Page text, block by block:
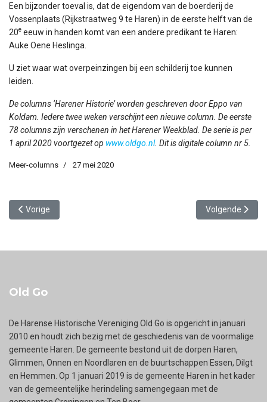
Een bijzonder toeval is, dat de eigendom van de boerderij de
Vossenplaats (Rijkstraatweg 9 te Haren) in de eerste helft van de
20e eeuw in handen komt van een andere predikant te Haren:
Auke Oene Heslinga.
U ziet waar wat overpeinzingen bij een schilderij toe kunnen
leiden.
De columns ‘Harener Historie’ worden geschreven door Eppo van
Koldam. Iedere twee weken verschijnt een nieuwe column. De eerste
78 columns zijn verschenen in het Harener Weekblad. De serie is per
1 april 2020 voortgezet op www.oldgo.nl. Dit is digitale column nr 5.
Meer-columns 27 mei 2020
Vorig artikel: Ludewe Vink
Vorige Volgende
Volgende
Old Go
De Harense Historische Vereniging Old Go is opgericht in januari
2010 en houdt zich bezig met de geschiedenis van de voormalige
gemeente Haren. De gemeente bestond uit de dorpen Haren,
Glimmen, Onnen en Noordlaren en de buurtschappen Essen, Dilgt
en Hemmen. Op 1 januari 2019 is de gemeente Haren in het kader
van de gemeentelijke herindeling samengegaan met de